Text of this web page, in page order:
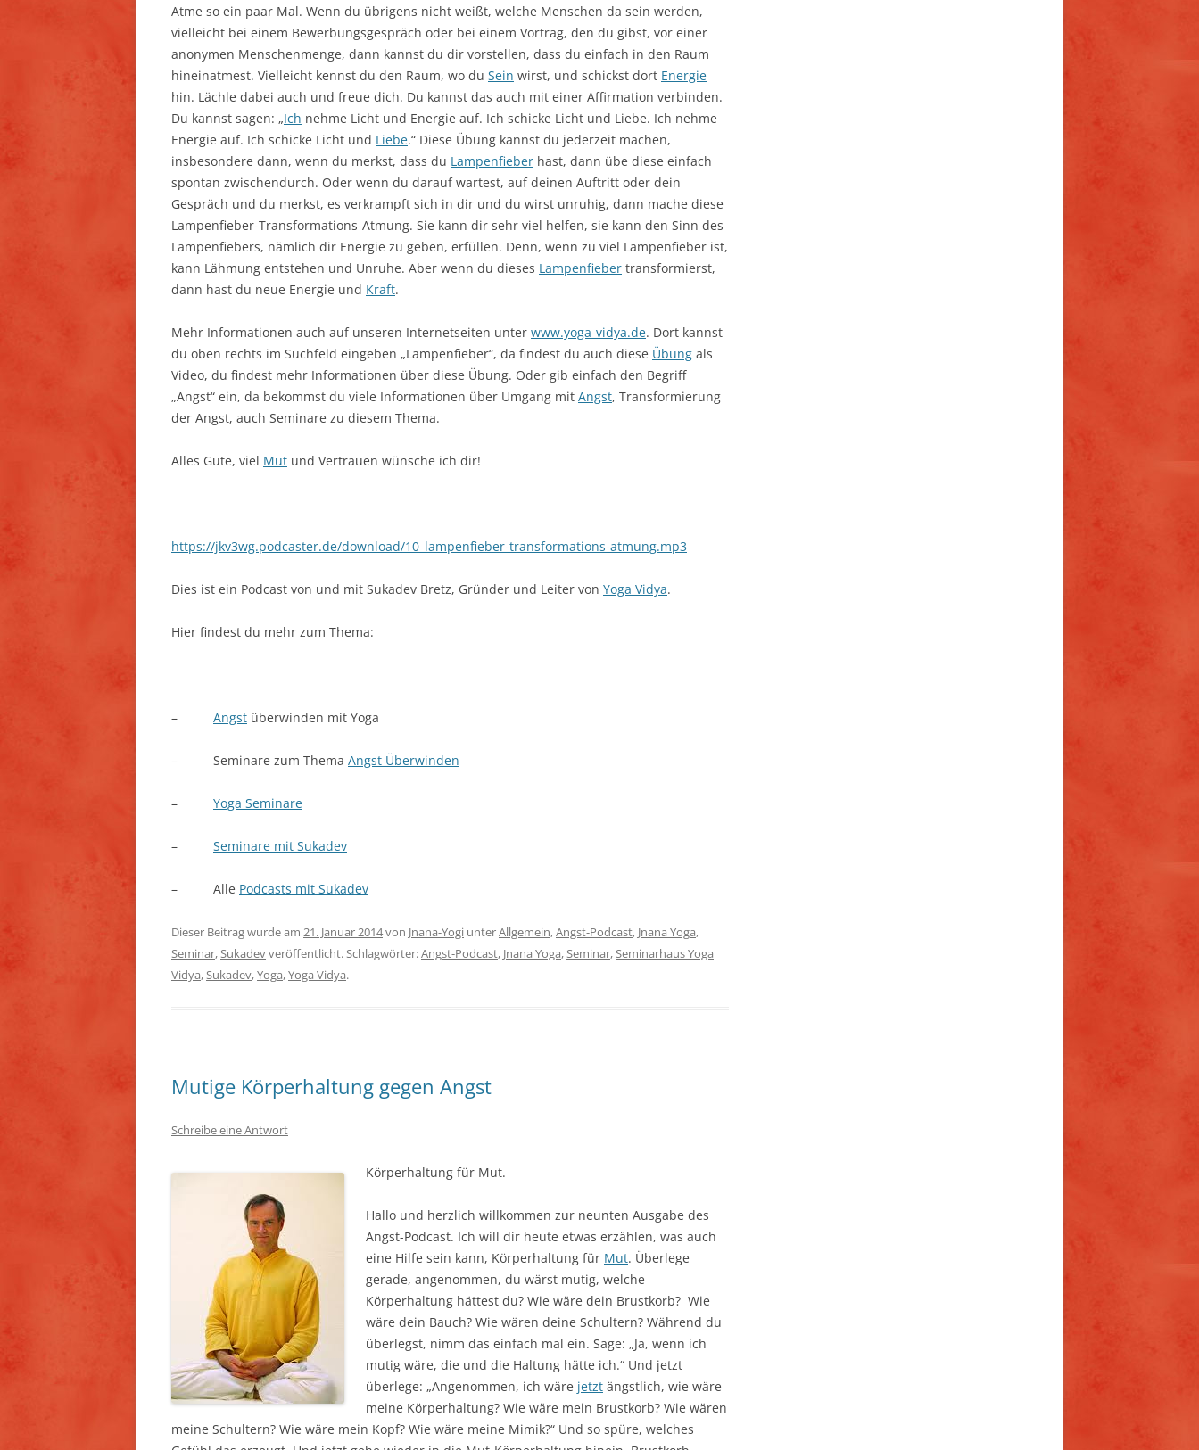
Atme so ein paar Mal. Wenn du übrigens nicht weißt, welche Menschen da sein werden,
vielleicht bei einem Bewerbungsgespräch oder bei einem Vortrag, den du gibst, vor einer
anonymen Menschenmenge, dann kannst du dir vorstellen, dass du einfach in den Raum
hineinatmest. Vielleicht kennst du den Raum, wo du Sein wirst, und schickst dort Energie
hin. Lächle dabei auch und freue dich. Du kannst das auch mit einer Affirmation verbinden.
Du kannst sagen: „Ich nehme Licht und Energie auf. Ich schicke Licht und Liebe. Ich nehme
Energie auf. Ich schicke Licht und Liebe.“ Diese Übung kannst du jederzeit machen,
insbesondere dann, wenn du merkst, dass du Lampenfieber hast, dann übe diese einfach
spontan zwischendurch. Oder wenn du darauf wartest, auf deinen Auftritt oder dein
Gespräch und du merkst, es verkrampft sich in dir und du wirst unruhig, dann mache diese
Lampenfieber-Transformations-Atmung. Sie kann dir sehr viel helfen, sie kann den Sinn des
Lampenfiebers, nämlich dir Energie zu geben, erfüllen. Denn, wenn zu viel Lampenfieber ist,
kann Lähmung entstehen und Unruhe. Aber wenn du dieses Lampenfieber transformierst,
dann hast du neue Energie und Kraft.
Mehr Informationen auch auf unseren Internetseiten unter www.yoga-vidya.de. Dort kannst
du oben rechts im Suchfeld eingeben „Lampenfieber“, da findest du auch diese Übung als
Video, du findest mehr Informationen über diese Übung. Oder gib einfach den Begriff
„Angst“ ein, da bekommst du viele Informationen über Umgang mit Angst, Transformierung
der Angst, auch Seminare zu diesem Thema.
Alles Gute, viel Mut und Vertrauen wünsche ich dir!
https://jkv3wg.podcaster.de/download/10_lampenfieber-transformations-atmung.mp3
Dies ist ein Podcast von und mit Sukadev Bretz, Gründer und Leiter von Yoga Vidya.
Hier findest du mehr zum Thema:
– Angst überwinden mit Yoga
– Seminare zum Thema Angst Überwinden
– Yoga Seminare
– Seminare mit Sukadev
– Alle Podcasts mit Sukadev
Dieser Beitrag wurde am 21. Januar 2014von Jnana-Yogi unterAllgemein,Angst-Podcast, Jnana Yoga,
Seminar, Sukadevveröffentlicht. Schlagwörter:Angst-Podcast, Jnana Yoga, Seminar, Seminarhaus Yoga
Vidya, Sukadev,Yoga,Yoga Vidya.
Mutige Körperhaltung gegen Angst
Schreibe eine Antwort
Körperhaltung für Mut.
Hallo und herzlich willkommen zur neunten Ausgabe des
Angst-Podcast. Ich will dir heute etwas erzählen, was auch
eine Hilfe sein kann, Körperhaltung für Mut. Überlege
gerade, angenommen, du wärst mutig, welche
Körperhaltung hättest du? Wie wäre dein Brustkorb? Wie
wäre dein Bauch? Wie wären deine Schultern? Während du
überlegst, nimm das einfach mal ein. Sage: „Ja, wenn ich
mutig wäre, die und die Haltung hätte ich.“ Und jetzt
überlege: „Angenommen, ich wäre jetzt ängstlich, wie wäre
meine Körperhaltung? Wie wäre mein Brustkorb? Wie wären
meine Schultern? Wie wäre mein Kopf? Wie wäre meine Mimik?“ Und so spüre, welches